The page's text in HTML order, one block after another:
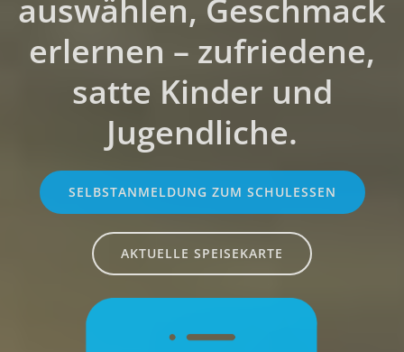
auswählen, Geschmack
erlernen – zufriedene,
satte Kinder und
Jugendliche.
SELBSTANMELDUNG ZUM SCHULESSEN
AKTUELLE SPEISEKARTE